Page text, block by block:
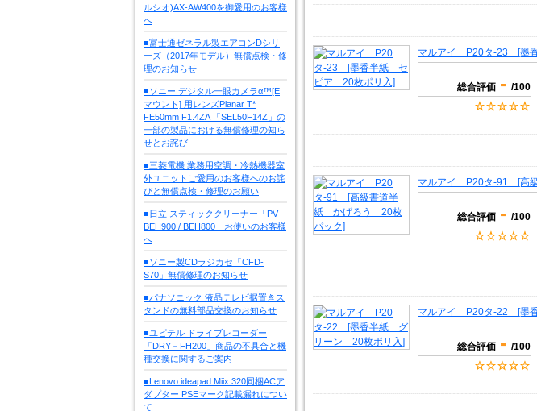
ルシオ)AX-AW400を御愛用のお客様
へ
■富士通ゼネラル製エアコンDシリ
ーズ（2017年モデル）無償点検・修
理のお知らせ
■ソニー デジタル一眼カメラα™[E
マウント] 用レンズPlanar T*
FE50mm F1.4ZA 「SEL50F14Z」の
一部の製品における無償修理の知ら
せとお詫び
■三菱電機 業務用空調・冷熱機器室
外ユニットご愛用のお客様へのお詫
びと無償点検・修理のお願い
■日立 スティッククリーナー「PV-
BEH900 / BEH800」お使いのお客様
へ
■ソニー製CDラジカセ「CFD-
S70」無償修理のお知らせ
■パナソニック 液晶テレビ据置きス
タンドの無料部品交換のお知らせ
■ユピテル ドライブレコーダー
「DRY－FH200」商品の不具合と機
種交換に関するご案内
■Lenovo ideapad Miix 320同梱ACア
ダプター PSEマーク記載漏れについ
て
マルアイ P20タ-23 [墨
総合評価 - /100
マルアイ P20タ-91 [高
総合評価 - /100
マルアイ P20タ-22 [墨
総合評価 - /100